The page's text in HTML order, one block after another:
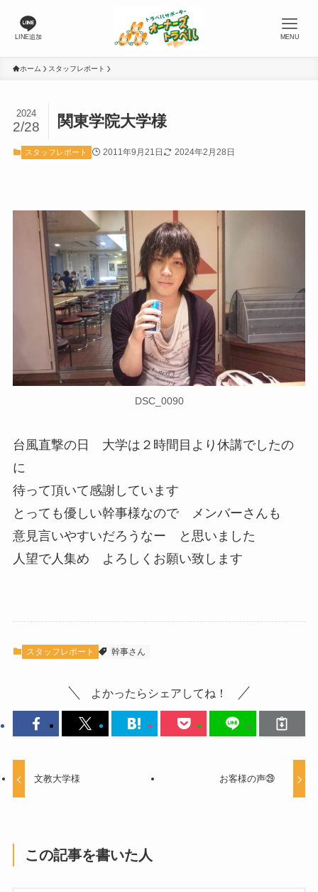
LINE追加 MENU
ホーム スタッフレポート
関東学院大学様
2024
2/28
スタッフレポート 2011年9月21日 2024年2月28日
DSC_0090
台風直撃の日 大学は２時間目より休講でしたの
に
待って頂いて感謝しています
とっても優しい幹事様なので メンバーさんも
意見言いやすいだろうなー と思いました
人望で人集め よろしくお願い致します
スタッフレポート 幹事さん
よかったらシェアしてね！
文教大学様 お客様の声㉙
この記事を書いた人